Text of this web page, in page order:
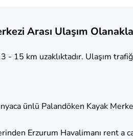
Arası Ulaşım
- 15 km uzaklıktadır. Ulaşım
ünlü Palandöken Kayak
Erzurum Havalimanı rent a